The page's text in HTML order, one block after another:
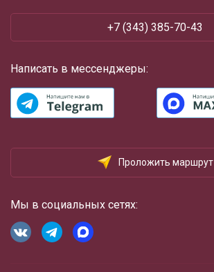
+7 (343) 385-70-43
Написать в мессенджеры:
Проложить маршрут
Мы в социальных сетях: